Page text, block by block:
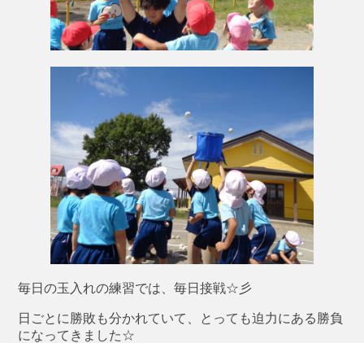
毎日の玉入れの練習では、毎日接戦☆彡
日ごとに勝敗も分かれていて、とっても迫力にある勝負
になってきました☆